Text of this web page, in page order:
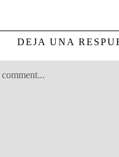
DEJA UNA